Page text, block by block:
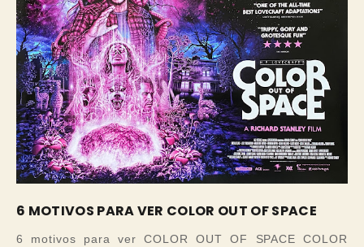
6 MOTIVOS PARA VER COLOR OUT OF SPACE
6 motivos para ver COLOR OUT OF SPACE COLOR